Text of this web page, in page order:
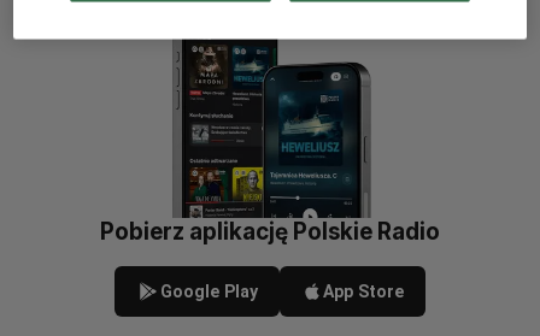
Pobierz aplikację Polskie Radio
Google Play App Store